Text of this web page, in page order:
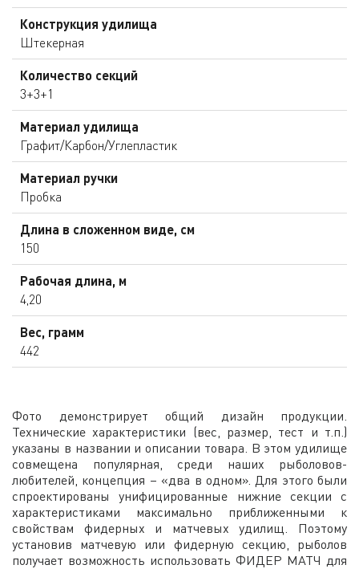
Конструкция удилища
Штекерная
Количество секций
3+3+1
Материал удилища
Графит/Карбон/Углепластик
Материал ручки
Пробка
Длина в сложенном виде, см
150
Рабочая длина, м
4,20
Вес, грамм
442
Фото демонстрирует общий дизайн продукции.
Технические характеристики (вес, размер, тест и т.п.)
указаны в названии и описании товара. В этом удилище
совмещена популярная, среди наших рыболовов-
любителей, концепция – «два в одном». Для этого были
спроектированы унифицированные нижние секции с
характеристиками максимально приближенными к
свойствам фидерных и матчевых удилищ. Поэтому
установив матчевую или фидерную секцию, рыболов
получает возможность использовать ФИДЕР МАТЧ для